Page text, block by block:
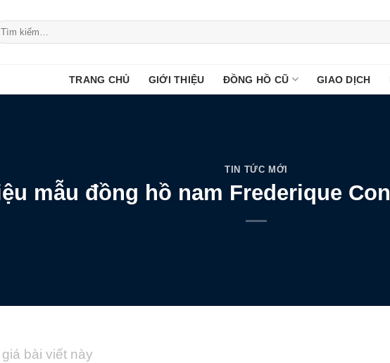
TRANG CHỦ GIỚI THIỆU ĐỒNG HỒ CŨ GIAO DỊCH
TIN TỨC MỚI
mẫu đồng hồ nam Frederique
bài viết này